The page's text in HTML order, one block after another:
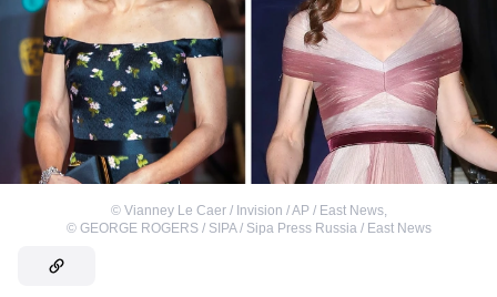
© Vianney Le Caer / Invision / AP / East News,
© GEORGE ROGERS / SIPA / Sipa Press Russia / East News